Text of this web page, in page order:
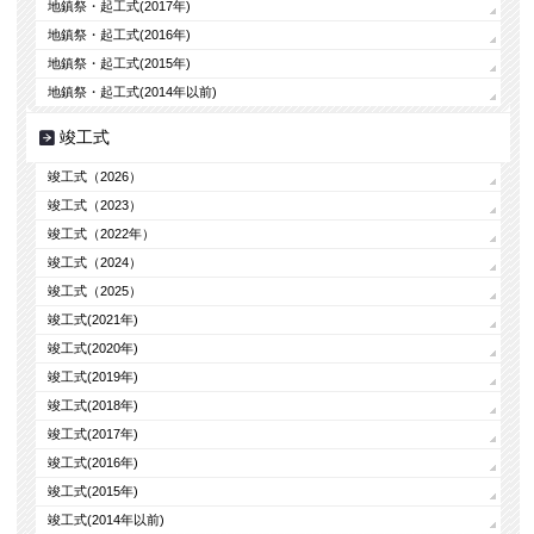
地鎮祭・起工式(2017年)
地鎮祭・起工式(2016年)
地鎮祭・起工式(2015年)
地鎮祭・起工式(2014年以前)
竣工式
竣工式（2026）
竣工式（2023）
竣工式（2022年）
竣工式（2024）
竣工式（2025）
竣工式(2021年)
竣工式(2020年)
竣工式(2019年)
竣工式(2018年)
竣工式(2017年)
竣工式(2016年)
竣工式(2015年)
竣工式(2014年以前)